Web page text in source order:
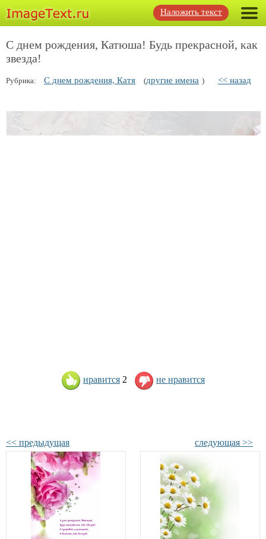
Наложить текст
С днем рождения, Катюша! Будь прекрасной, как
звезда!
Рубрика: С днем рождения, Катя (другие имена ) << назад
нравится 2 не нравится
<< предыдущая следующая >>